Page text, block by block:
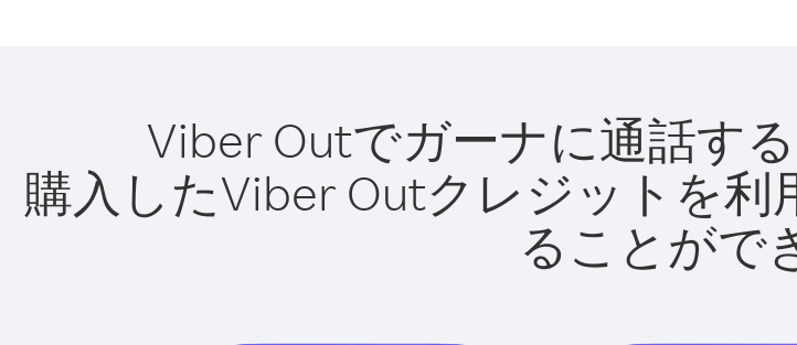
Viber Outでガーナに通話す
購入したViber Outクレジットを
ることがで